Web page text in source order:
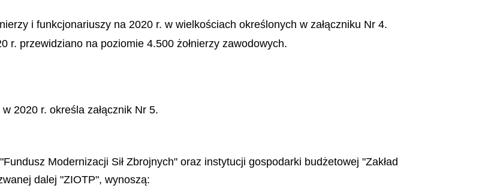
i funkcjonariuszy na 2020 r. w wielkościach określonych w załączniku Nr 4.
r. przewidziano na poziomie 4.500 żołnierzy zawodowych.
2020 r. określa załącznik Nr 5.
Modernizacji Sił Zbrojnych" oraz instytucji gospodarki budżetowej "Zakład
dalej "ZIOTP", wynoszą: